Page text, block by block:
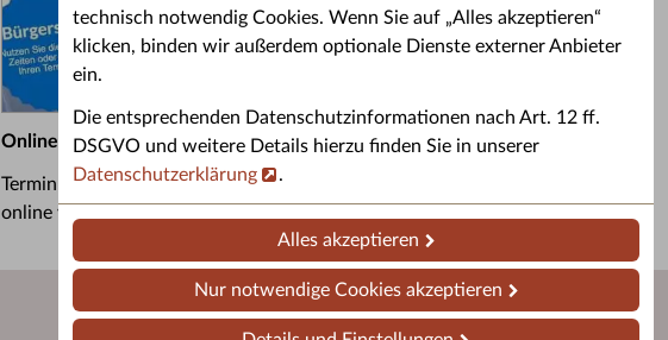
technisch notwendig Cookies. Wenn Sie auf „Alles akzeptieren“
klicken, binden wir außerdem optionale Dienste externer Anbieter
ein.
Die entsprechenden Datenschutzinformationen nach Art. 12 ff.
DSGVO und weitere Details hierzu finden Sie in unserer
Datenschutzerklärung
.
Alles akzeptieren
Nur notwendige Cookies akzeptieren
Online-Terminbuchung
Termin im Bürgerservice
online vereinbaren.
Altkleider-Container
Standorte für Altkleider-
Sporttermine